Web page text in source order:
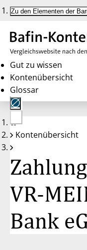
Zu den Elementen der
Gut zu wissen
Kontenübersicht
Glossar
Keine
Konten
Kontenübersicht
VR-
Bank